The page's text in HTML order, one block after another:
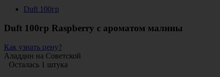
Duft 100гр
Duft 100гр Raspberry с ароматом малины
Как узнать цену?
Аладдин на Советской
Осталась 1 штука